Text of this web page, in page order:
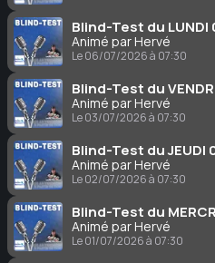
Blind-Test du LUNDI
Animé par Hervé
Le 06/07/2026 à 07:30
Blind-Test du
Animé par Hervé
Le 03/07/2026 à 07:30
Blind-Test du JEUDI
Animé par Hervé
Le 02/07/2026 à 07:30
Blind-Test du
Animé par Hervé
Le 01/07/2026 à 07:30